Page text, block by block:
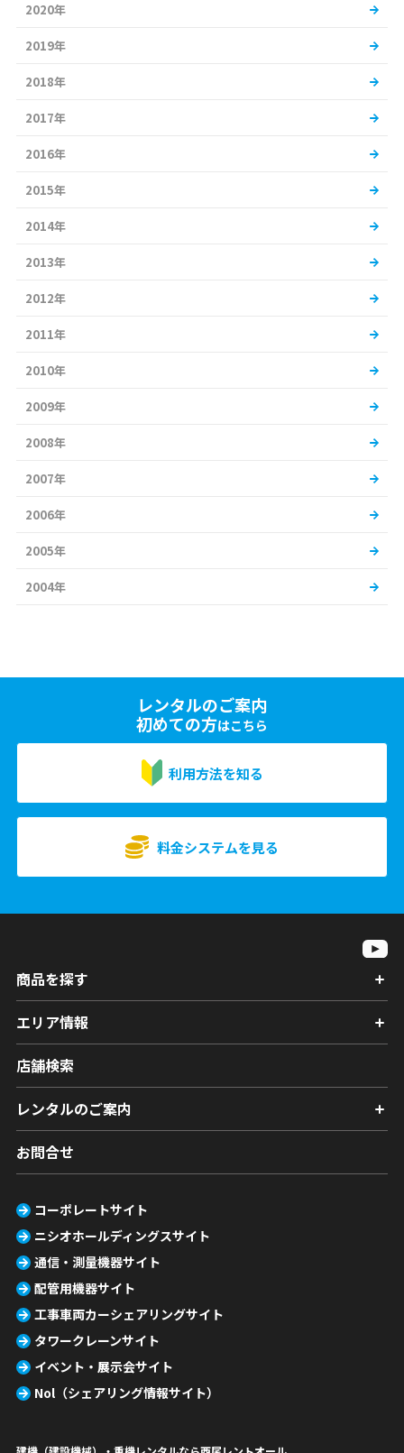
2020年
2019年
2018年
2017年
2016年
2015年
2014年
2013年
2012年
2011年
2010年
2009年
2008年
2007年
2006年
2005年
2004年
レンタルのご案内
初めての方はこちら
利用方法を知る
料金システムを見る
商品を探す
エリア情報
店舗検索
レンタルのご案内
お問合せ
コーポレートサイト
ニシオホールディングスサイト
通信・測量機器サイト
配管用機器サイト
工事車両カーシェアリングサイト
タワークレーンサイト
イベント・展示会サイト
Nol（シェアリング情報サイト）